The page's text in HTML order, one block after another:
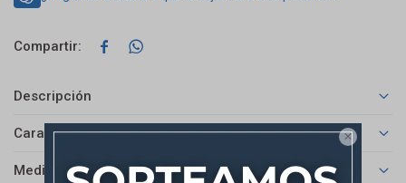

 
Descripción
Características
Medios de pago